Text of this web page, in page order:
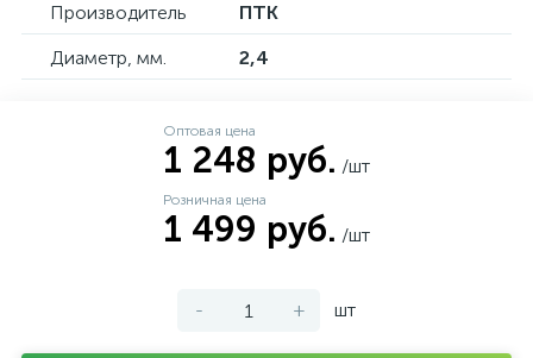
Производитель
ПТК
Диаметр, мм.
2,4
Оптовая цена
1 248 руб. /шт
Розничная цена
1 499 руб. /шт
- + шт